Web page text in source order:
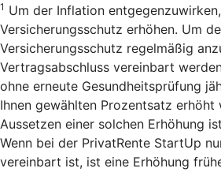
1 Um der Inflation
Versicherungsschutz erhöhen. Um
Versicherungsschutz regelmäßig
Vertragsabschluss vereinbart
ohne erneute Gesundheitsprüfung
Ihnen gewählten Prozentsatz erhöht
Aussetzen einer solchen Erhöhung
Wenn bei der PrivatRente StartUp
vereinbart ist, ist eine Erhöhung